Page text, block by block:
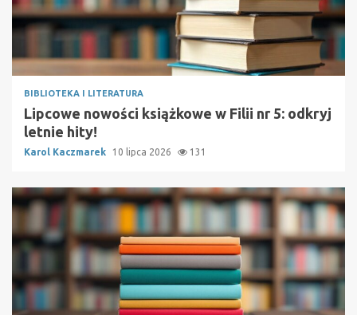
BIBLIOTEKA I LITERATURA
Lipcowe nowości książkowe w Filii nr 5: odkryj
letnie hity!
Karol Kaczmarek 10 lipca 2026 131